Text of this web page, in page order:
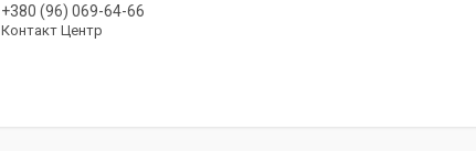
+380 (96) 069-64-66
Контакт Центр